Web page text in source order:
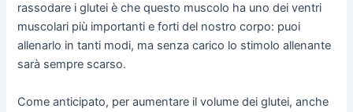
rassodare i glutei è che questo muscolo ha uno dei ventri
muscolari più importanti e forti del nostro corpo: puoi
allenarlo in tanti modi, ma senza carico lo stimolo allenante
sarà sempre scarso.
Come anticipato, per aumentare il volume dei glutei, anche